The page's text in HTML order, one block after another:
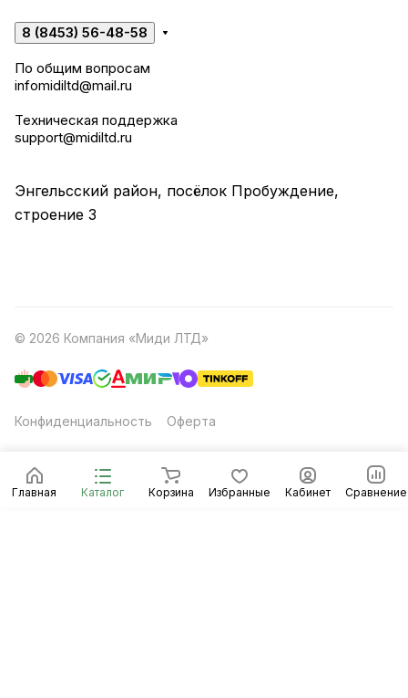
Главная Каталог Корзина Избранные Кабинет Сравнение
8 (8453) 56-48-58
По общим вопросам
infomidiltd@mail.ru
Техническая поддержка
support@midiltd.ru
Энгельсский район, посёлок Пробуждение,
строение 3
© 2026 Компания «Миди ЛТД»
Конфиденциальность Оферта